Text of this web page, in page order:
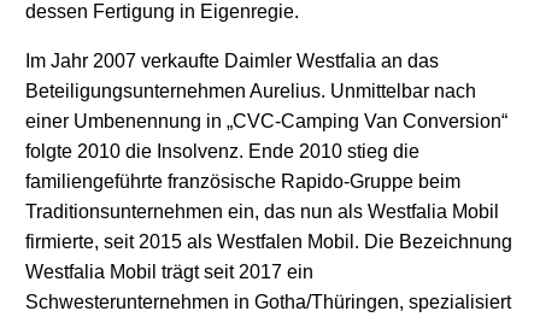
dessen Fertigung in Eigenregie.
Im Jahr 2007 verkaufte Daimler Westfalia an das
Beteiligungsunternehmen Aurelius. Unmittelbar nach
einer Umbenennung in „CVC-Camping Van Conversion“
folgte 2010 die Insolvenz. Ende 2010 stieg die
familiengeführte französische Rapido-Gruppe beim
Traditionsunternehmen ein, das nun als Westfalia Mobil
firmierte, seit 2015 als Westfalen Mobil. Die Bezeichnung
Westfalia Mobil trägt seit 2017 ein
Schwesterunternehmen in Gotha/Thüringen, spezialisiert